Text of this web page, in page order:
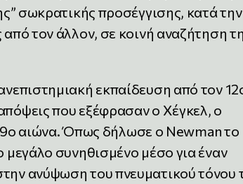
σωκρατικής προσέγγισης, κατά την
τον άλλον, σε κοινή αναζήτηση
εκπαίδευση από τον
που εξέφρασαν ο Χέγκελ, ο
αιώνα. Όπως δήλωσε ο Newman το
μεγάλο συνηθισμένο μέσο για έναν
ανύψωση του πνευματικού τόνου